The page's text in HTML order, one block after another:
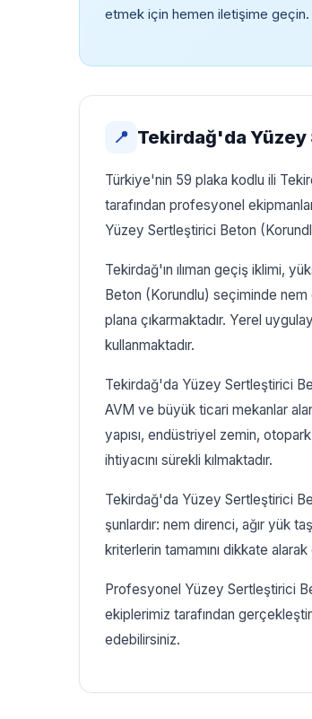
etmek için hemen iletişime geçin.
📍 Tekirdağ'da
Türkiye'nin 59 plaka kodlu ili
tarafından profesyonel
Yüzey Sertleştirici Beton
Tekirdağ'ın ılıman geçiş iklimi,
Beton (Korundlu) seçiminde nem
plana çıkarmaktadır. Yerel
kullanmaktadır.
Tekirdağ'da Yüzey Sertleştirici
AVM ve büyük ticari mekanlar
yapısı, endüstriyel zemin,
ihtiyacını sürekli kılmaktadır.
Tekirdağ'da Yüzey Sertleştirici
şunlardır: nem direnci, ağır yük
kriterlerin tamamını dikkate
Profesyonel Yüzey Sertleştirici
ekiplerimiz tarafından
edebilirsiniz.